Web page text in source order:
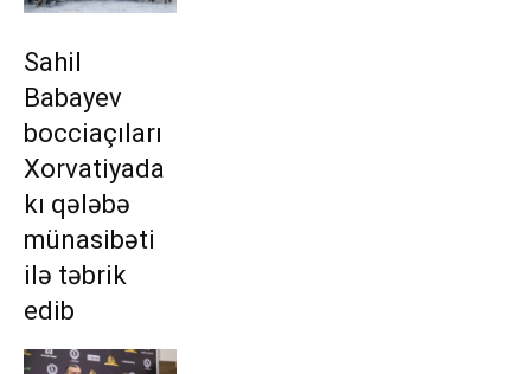
Sahil
Babayev
bocciaçıları
Xorvatiyada
kı qələbə
münasibəti
ilə təbrik
edib